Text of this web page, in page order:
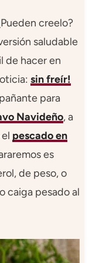
creelo?
saludable
de hacer en
sin freír!
para
Navideño, a
pescado en
es
de peso, o
caiga pesado al